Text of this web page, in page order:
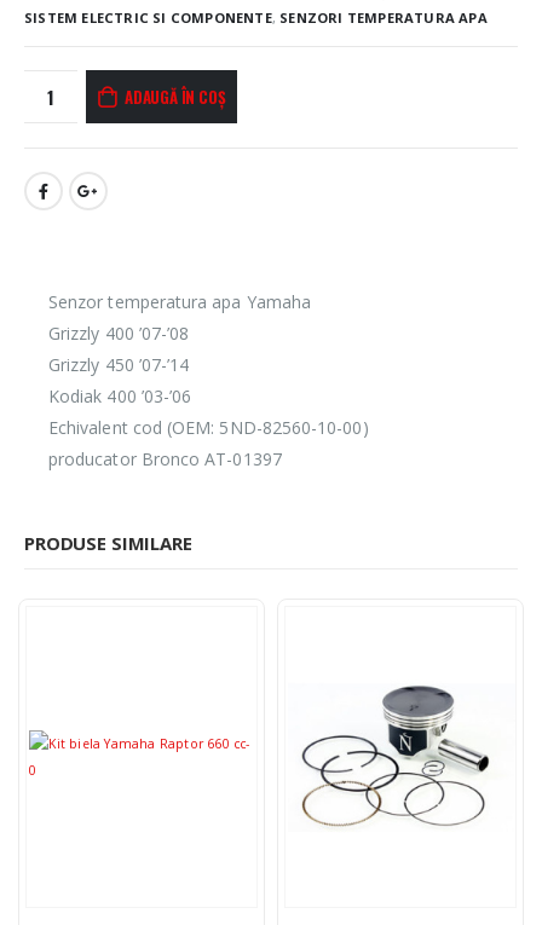
SISTEM ELECTRIC SI COMPONENTE, SENZORI TEMPERATURA APA
ADAUGĂ ÎN COȘ
Senzor temperatura apa Yamaha
Grizzly 400 ’07-’08
Grizzly 450 ’07-’14
Kodiak 400 ’03-’06
Echivalent cod (OEM: 5ND-82560-10-00)
producator Bronco AT-01397
PRODUSE SIMILARE